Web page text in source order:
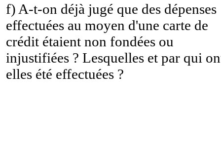
f) A-t-on déjà jugé que des dépenses
effectuées au moyen d'une carte de
crédit étaient non fondées ou
injustifiées ? Lesquelles et par qui
elles été effectuées ?